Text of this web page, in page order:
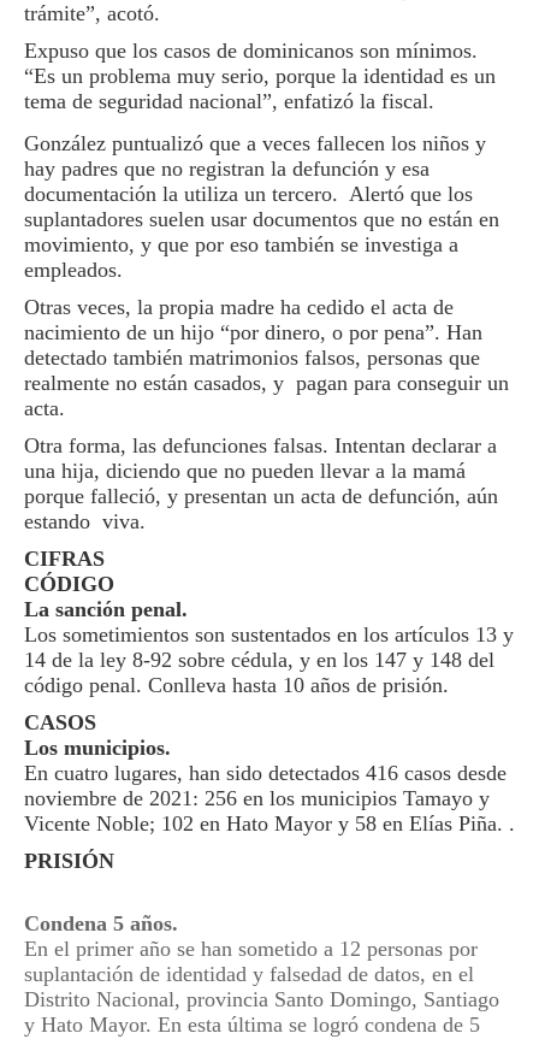
trámite”, acotó.
Expuso que los casos de dominicanos son mínimos.
“Es un problema muy serio, porque la identidad es un
tema de seguridad nacional”, enfatizó la fiscal.
González puntualizó que a veces fallecen los niños y
hay padres que no registran la defunción y esa
documentación la utiliza un tercero. Alertó que los
suplantadores suelen usar documentos que no están en
movimiento, y que por eso también se investiga a
empleados.
Otras veces, la propia madre ha cedido el acta de
nacimiento de un hijo “por dinero, o por pena”. Han
detectado también matrimonios falsos, personas que
realmente no están casados, y pagan para conseguir un
acta.
Otra forma, las defunciones falsas. Intentan declarar a
una hija, diciendo que no pueden llevar a la mamá
porque falleció, y presentan un acta de defunción, aún
estando viva.
CIFRAS
CÓDIGO
La sanción penal.
Los sometimientos son sustentados en los artículos 13 y
14 de la ley 8-92 sobre cédula, y en los 147 y 148 del
código penal. Conlleva hasta 10 años de prisión.
CASOS
Los municipios.
En cuatro lugares, han sido detectados 416 casos desde
noviembre de 2021: 256 en los municipios Tamayo y
Vicente Noble; 102 en Hato Mayor y 58 en Elías Piña. .
PRISIÓN
Condena 5 años.
En el primer año se han sometido a 12 personas por
suplantación de identidad y falsedad de datos, en el
Distrito Nacional, provincia Santo Domingo, Santiago
y Hato Mayor. En esta última se logró condena de 5